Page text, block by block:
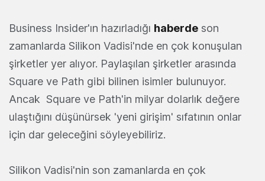
Business Insider'ın hazırladığı haberde son
zamanlarda Silikon Vadisi'nde en çok konuşulan
şirketler yer alıyor. Paylaşılan şirketler arasında
Square ve Path gibi bilinen isimler bulunuyor.
Ancak Square ve Path'in milyar dolarlık değere
ulaştığını düşünürsek 'yeni girişim' sıfatının onlar
için dar geleceğini söyleyebiliriz.
Silikon Vadisi'nin son zamanlarda en çok